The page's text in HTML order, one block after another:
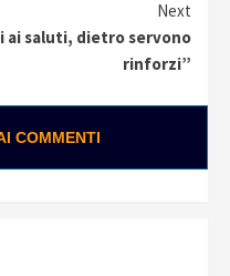
Next
ai saluti, dietro servono
rinforzi”
COMMENTI